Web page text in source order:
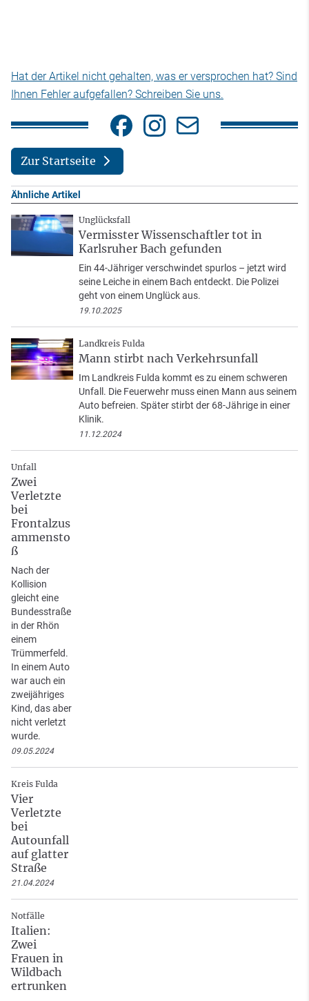
Hat der Artikel nicht gehalten, was er versprochen hat? Sind
Ihnen Fehler aufgefallen? Schreiben Sie uns.
Zur Startseite
Ähnliche Artikel
Unglücksfall
Vermisster Wissenschaftler tot in
Karlsruher Bach gefunden
Ein 44-Jähriger verschwindet spurlos – jetzt wird
seine Leiche in einem Bach entdeckt. Die Polizei
geht von einem Unglück aus.
19.10.2025
Landkreis Fulda
Mann stirbt nach Verkehrsunfall
Im Landkreis Fulda kommt es zu einem schweren
Unfall. Die Feuerwehr muss einen Mann aus seinem
Auto befreien. Später stirbt der 68-Jährige in einer
Klinik.
11.12.2024
Unfall
Zwei
Verletzte
bei
Frontalzus
ammensto
ß
Nach der
Kollision
gleicht eine
Bundesstraße
in der Rhön
einem
Trümmerfeld.
In einem Auto
war auch ein
zweijähriges
Kind, das aber
nicht verletzt
wurde.
09.05.2024
Kreis Fulda
Vier
Verletzte
bei
Autounfall
auf glatter
Straße
21.04.2024
Notfälle
Italien:
Zwei
Frauen in
Wildbach
ertrunken